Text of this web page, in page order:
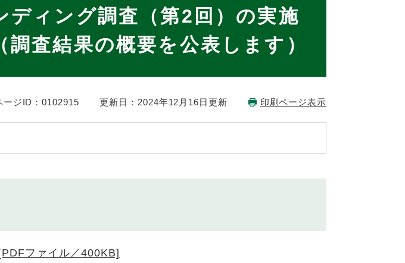
ディング調査（第2回）の実施
調査結果の概要を公表します）
ージID：0102915 更新日：2024年12月16日更新 印刷ページ表示
ファイル／400KB]